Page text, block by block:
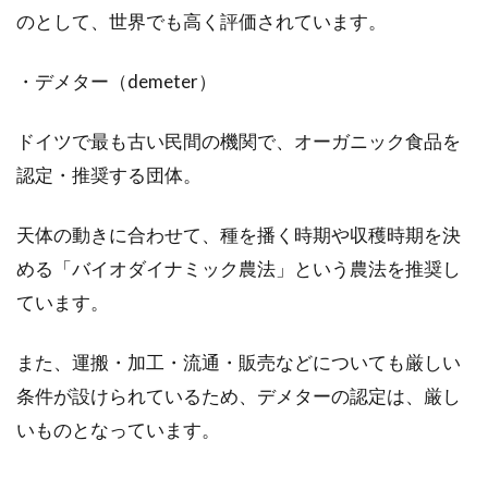
のとして、世界でも高く評価されています。
・デメター（demeter）
ドイツで最も古い民間の機関で、オーガニック食品を
認定・推奨する団体。
天体の動きに合わせて、種を播く時期や収穫時期を決
める「バイオダイナミック農法」という農法を推奨し
ています。
また、運搬・加工・流通・販売などについても厳しい
条件が設けられているため、デメターの認定は、厳し
いものとなっています。